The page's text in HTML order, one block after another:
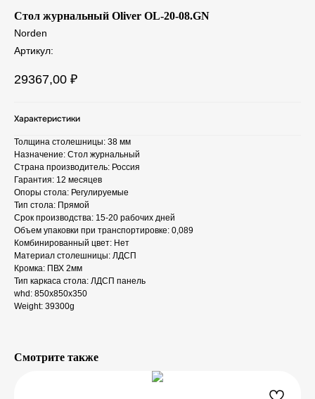
Стол журнальный Oliver OL-20-08.GN
Norden
Артикул:
29367,00 ₽
Характеристики
Толщина столешницы: 38 мм
Назначение: Стол журнальный
Страна производитель: Россия
Гарантия: 12 месяцев
Опоры стола: Регулируемые
Тип стола: Прямой
Срок производства: 15-20 рабочих дней
Объем упаковки при транспортировке: 0,089
Комбинированный цвет: Нет
Материал столешницы: ЛДСП
Кромка: ПВХ 2мм
Тип каркаса стола: ЛДСП панель
whd: 850x850x350
Weight: 39300g
Смотрите также